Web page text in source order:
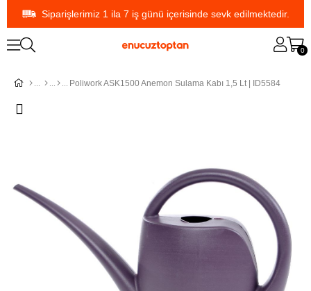
Siparişlerimiz 1 ila 7 iş günü içerisinde sevk edilmektedir.
0
Poliwork ASK1500 Anemon Sulama Kabı 1,5 Lt | ID5584